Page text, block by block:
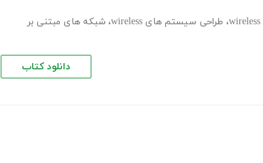
، طراحی سیستم های wireless ، شبکه های مبتنی بر
دانلود کتاب